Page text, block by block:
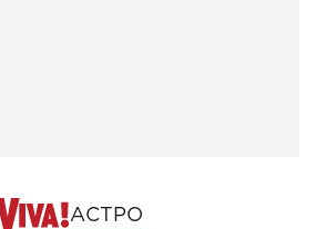
АСТРО